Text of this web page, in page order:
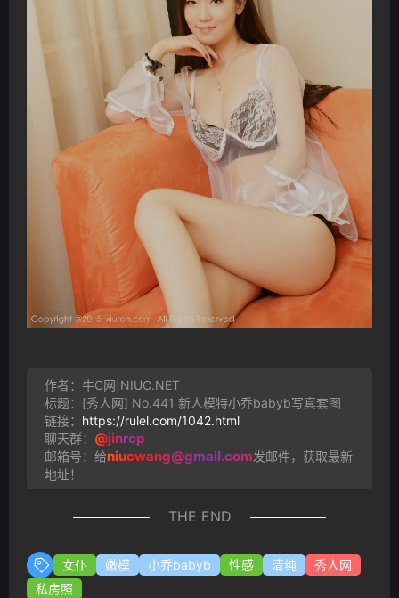
作者：牛C网|NIUC.NET
标题：[秀人网] No.441 新人模特小乔babyb写真套图
链接： https://rulel.com/1042.html
聊天群： @jinrcp
邮箱号：给niucwang@gmail.com发邮件，获取最新
地址！
THE END
女仆 嫩模 小乔babyb 性感 清纯
秀人网
私房照